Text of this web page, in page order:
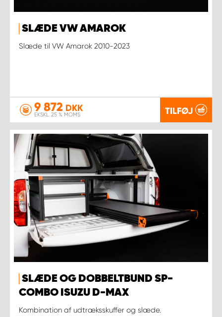
SLÆDE VW AMAROK
Slæde til VW Amarok 2010-2023
9 872 DKK
EKSKL. 25 % MOMS TILFØJ
SLÆDE OG DOBBELTBUND SP-
COMBO ISUZU D-MAX
Kombination af udtræksskuffer og slæde.